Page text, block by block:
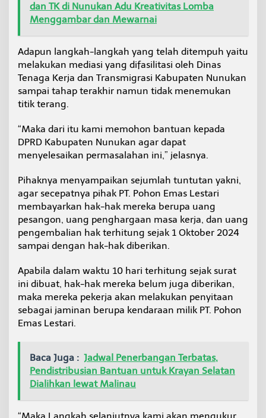
dan TK di Nunukan Adu Kreativitas Lomba
Menggambar dan Mewarnai
Adapun langkah-langkah yang telah ditempuh yaitu
melakukan mediasi yang difasilitasi oleh Dinas
Tenaga Kerja dan Transmigrasi Kabupaten Nunukan
sampai tahap terakhir namun tidak menemukan
titik terang.
“Maka dari itu kami memohon bantuan kepada
DPRD Kabupaten Nunukan agar dapat
menyelesaikan permasalahan ini,” jelasnya.
Pihaknya menyampaikan sejumlah tuntutan yakni,
agar secepatnya pihak PT. Pohon Emas Lestari
membayarkan hak-hak mereka berupa uang
pesangon, uang penghargaan masa kerja, dan uang
pengembalian hak terhitung sejak 1 Oktober 2024
sampai dengan hak-hak diberikan.
Apabila dalam waktu 10 hari terhitung sejak surat
ini dibuat, hak-hak mereka belum juga diberikan,
maka mereka pekerja akan melakukan penyitaan
sebagai jaminan berupa kendaraan milik PT. Pohon
Emas Lestari.
Baca Juga : Jadwal Penerbangan Terbatas,
Pendistribusian Bantuan untuk Krayan Selatan
Dialihkan lewat Malinau